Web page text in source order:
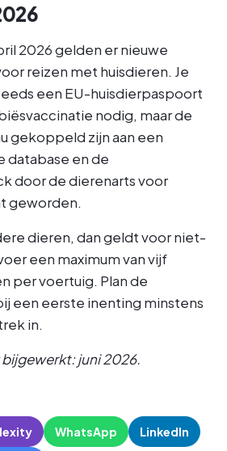
2026 gelden er nieuwe
reizen met huisdieren. Je
een EU-huisdierpaspoort
nodig, maar de
gekoppeld zijn aan een
database en de
door de dierenarts voor
geworden.
dieren, dan geldt voor niet-
een maximum van vijf
per voertuig. Plan de
een eerste inenting minstens
in.
juni 2026.
WhatsApp LinkedIn